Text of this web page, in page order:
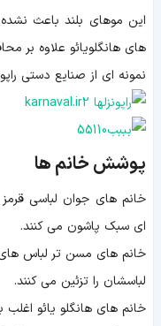
این موهای بلند باعث
های هانگلویائو علاوه بر
نمونه ای از صنایع دستی
پوشش خانم ها
خانم های جوان لباسی
ای سبک پاشون می کنند.
خانم های مسن تر لباس
لباسشان را تزئین می کنند.
خانم های هانگلو یائو